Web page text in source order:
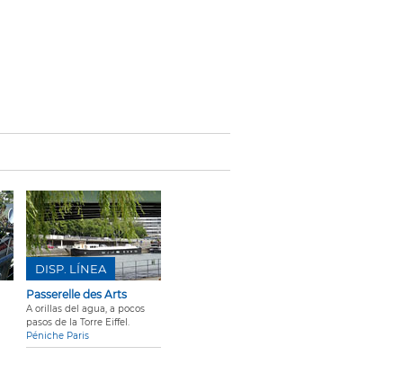
Passerelle des Arts
A orillas del agua, a pocos
pasos de la Torre Eiffel.
Péniche Paris
DISP. LÍNEA